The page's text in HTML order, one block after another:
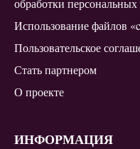
обработки
Использование файлов
Пользовательское
Стать партнером
О проекте
ИНФОРМАЦИЯ